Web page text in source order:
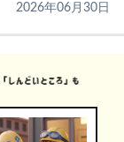
2026年06月30日